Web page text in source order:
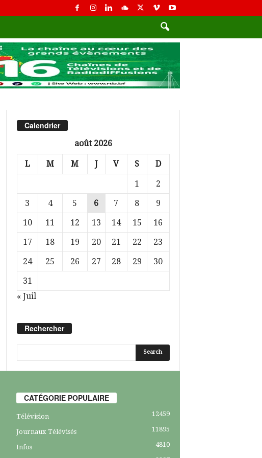
Calendrier
août 2026
L M M J V S D
1
2
3
4 5 6 7 8
9
10
11 12 13 14 15
16
17
18 19 20 21 22
23
24
25 26 27 28 29
30
31
« Juil
Rechercher
CATÉGORIE POPULAIRE
Télévision 12459
Journaux Télévisés 11895
Infos
4810